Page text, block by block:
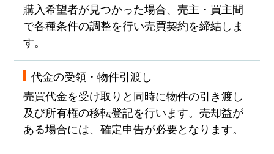
購入希望者が見つかった場合、売主・買主間
で各種条件の調整を行い売買契約を締結しま
す。
代金の受領・物件引渡し
売買代金を受け取りと同時に物件の引き渡し
及び所有権の移転登記を行います。売却益が
ある場合には、確定申告が必要となります。